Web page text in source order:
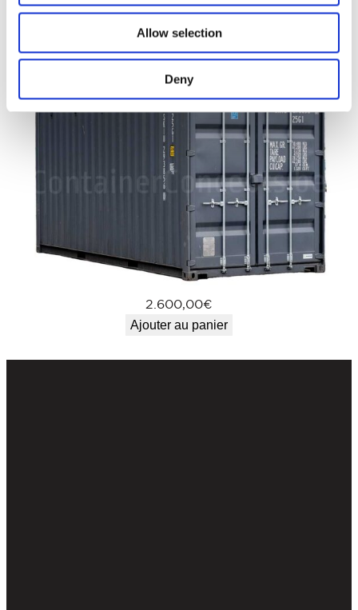
Allow selection
Deny
2.750,00€
Ajouter au panier
2.600,00€
Ajouter au panier